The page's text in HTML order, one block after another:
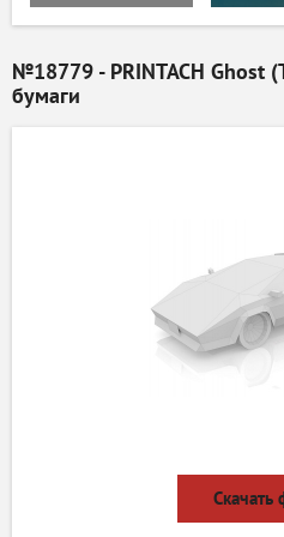
№18779 - PRINTACH Ghost
бумаги
Скачать